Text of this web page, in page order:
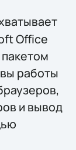
Office
работы
и вывод